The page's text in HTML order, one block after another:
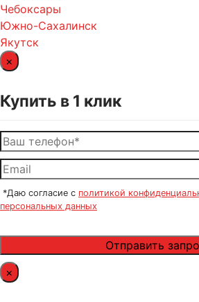
Чебоксары
Южно-Сахалинск
Якутск
×
Купить в 1 клик
*Даю согласие с политикой
персональных данных
×